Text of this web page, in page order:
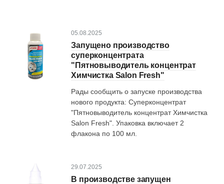
05.08.2025
Запущено производство
суперконцентрата
"Пятновыводитель концентрат
Химчистка Salon Fresh"
Рады сообщить о запуске производства
нового продукта: Суперконцентрат
"Пятновыводитель концентрат Химчистка
Salon Fresh". Упаковка включает 2
флакона по 100 мл.
29.07.2025
В производстве запущен